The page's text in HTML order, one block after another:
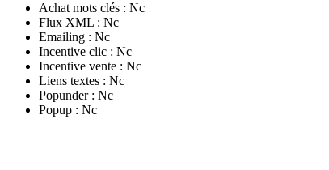
Achat mots clés : Nc
Flux XML : Nc
Emailing : Nc
Incentive clic : Nc
Incentive vente : Nc
Liens textes : Nc
Popunder : Nc
Popup : Nc